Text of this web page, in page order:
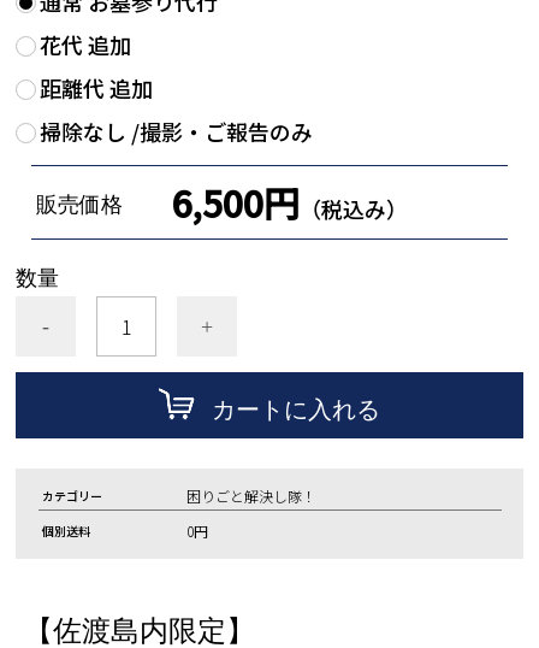
花代 追加
距離代 追加
掃除なし /撮影・ご報告のみ
販売価格 6,500円 （税込み）
数量
-
+
カートに入れる
カテゴリー 困りごと解決し隊！
個別送料 0円
【佐渡島内限定】